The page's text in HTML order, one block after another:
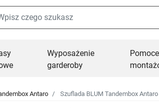
Wyposażenie
garderoby
Pomoce
Antaro Szuflada BLUM Tandembox